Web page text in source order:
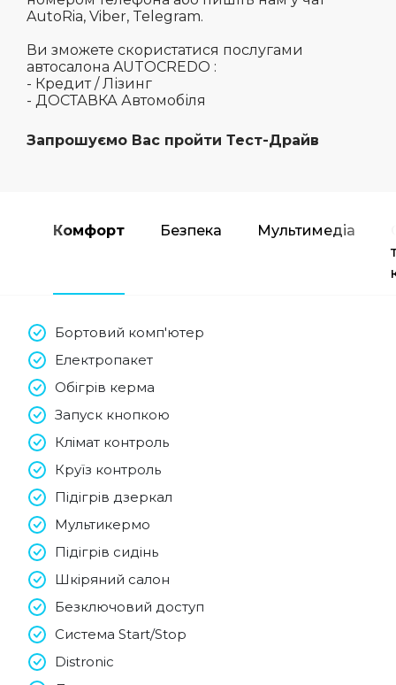
AutoRia, Viber, Telegram.
Ви зможете скористатися послугами
автосалона AUTOCREDO :
- Кредит / Лізинг
- ДОСТАВКА Автомобіля
Запрошуємо Вас пройти Тест-Драйв
Комфорт Безпека Мультимедіа
Бортовий комп'ютер
Електропакет
Обігрів керма
Запуск кнопкою
Клімат контроль
Круїз контроль
Підігрів дзеркал
Мультикермо
Підігрів сидінь
Шкіряний салон
Безключовий доступ
Система Start/Stop
Distronic